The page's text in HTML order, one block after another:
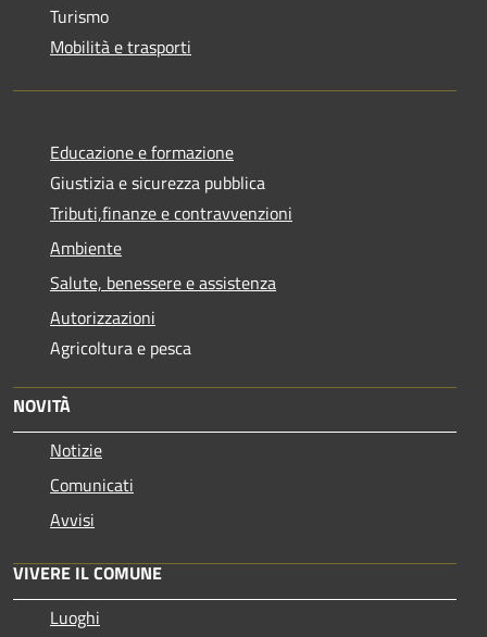
Turismo
Mobilità e trasporti
Educazione e formazione
Giustizia e sicurezza pubblica
Tributi,finanze e contravvenzioni
Ambiente
Salute, benessere e assistenza
Autorizzazioni
Agricoltura e pesca
NOVITÀ
Notizie
Comunicati
Avvisi
VIVERE IL COMUNE
Luoghi